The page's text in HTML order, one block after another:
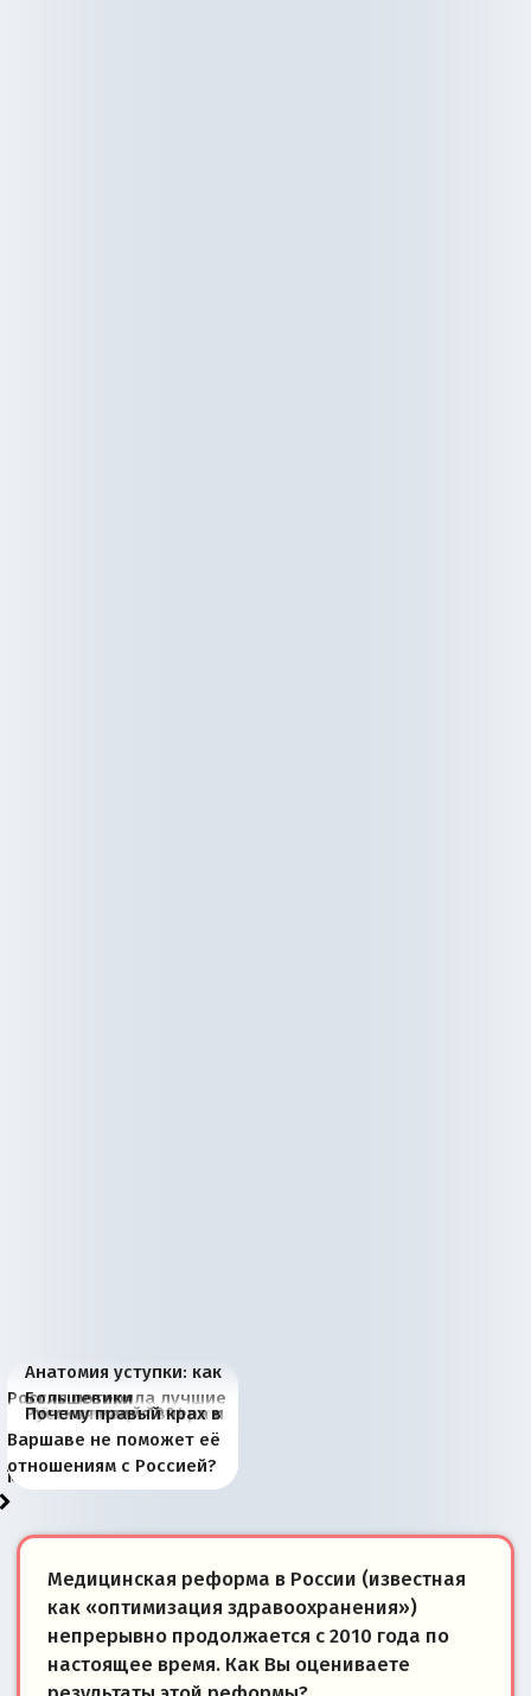
Анатомия уступки: как
Россия потеряла лучшие
рыбопромысловые
районы Баренцева
моря
Большевики
отличаются от «Яблока»
тем, что они -
победители
Киевская марионетка
Запада рассказала о
«переобувании» хозяев
В России назрели
перемены: 15 шагов к
суверенной экономике
Миграционный пожар
Европы
Россия начинает
сбрасывать балласт
Анкориджа
Россия зимой 1904
года: первые уступки во
внутренней политике
Русская нация вчера и
сегодня
Почему правый крах в
Варшаве не поможет её
отношениям с Россией?
Медицинская реформа в России (известная
как «оптимизация здравоохранения»)
непрерывно продолжается с 2010 года по
настоящее время. Как Вы оцениваете